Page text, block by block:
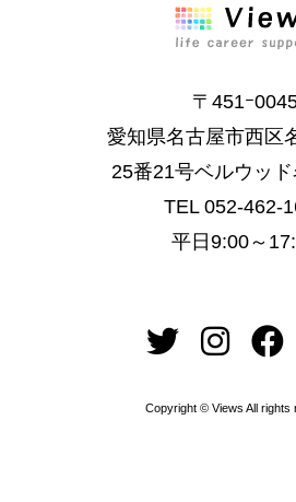
〒451ｰ
愛知県名古屋市西区
25番21号ベルウッ
TEL 052-462-
平日9:00～
Copyright © Views All rights